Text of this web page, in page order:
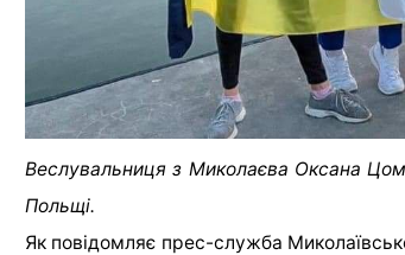
Веслувальниця з Миколаєва Оксана
Польщі.
Як повідомляє прес-служба